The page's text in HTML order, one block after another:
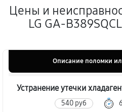
Цены и
LG GA-
Описание поломки
Устранение утечки
540 руб